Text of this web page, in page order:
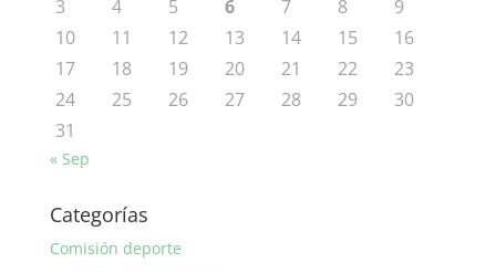
3
4 5 6 7 8
9
10
11 12 13 14 15
16
17
18 19 20 21 22
23
24
25 26 27 28 29
30
31
« Sep
Categorías
Comisión deporte